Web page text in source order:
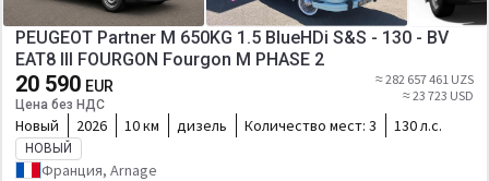
PEUGEOT Partner M 650KG 1.5 BlueHDi S&S - 130 - BV
EAT8 III FOURGON Fourgon M PHASE 2
20 590 EUR
Цена без НДС
≈ 282 657 461 UZS
≈ 23 723 USD
Новый 2026 10 км дизель Количество мест: 3 130 л.с.
НОВЫЙ
Франция, Arnage